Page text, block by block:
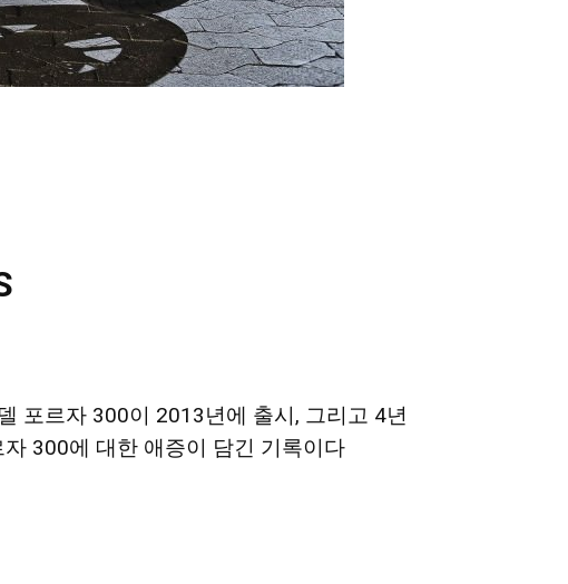
포르자 300이 2013년에 출시, 그리고 4년
300에 대한 애증이 담긴 기록이다